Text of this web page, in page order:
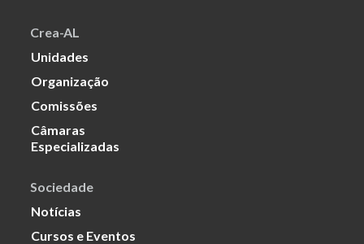
Crea-AL
Unidades
Organização
Comissões
Câmaras
Especializadas
Sociedade
Notícias
Cursos e Eventos